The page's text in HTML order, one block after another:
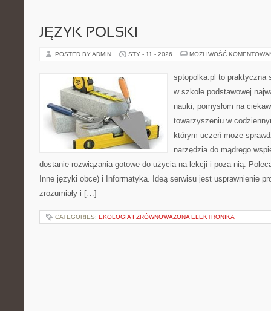
JĘZYK POLSKI
POSTED BY ADMIN STY - 11 - 2026 MOŻLIWOŚĆ
sptopolka.pl to praktyczna
w szkole podstawowej
nauki, pomysłom na
towarzyszeniu w
którym uczeń może
narzędzia do mądrego
dostanie rozwiązania gotowe do użycia na lekcji i poza nią.
Inne języki obce) i Informatyka. Ideą serwisu jest usprawnienie
zrozumiały i […]
CATEGORIES: EKOLOGIA I ZRÓWNOWAŻONA ELEKTRONIKA